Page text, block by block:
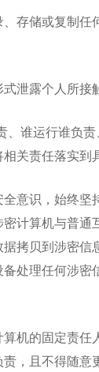
存储或复制
泄露个人所接
、谁运行谁负
关责任落实到
意识，始终坚
计算机与普
拷贝到涉密
处理任何涉
机的固定责任
，且不得随